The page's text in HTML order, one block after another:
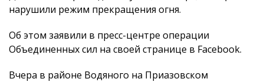
нарушили режим прекращения огня.
Об этом заявили в пресс-центре операции
Объединенных сил на своей странице в Facebook.
Вчера в районе Водяного на Приазовском